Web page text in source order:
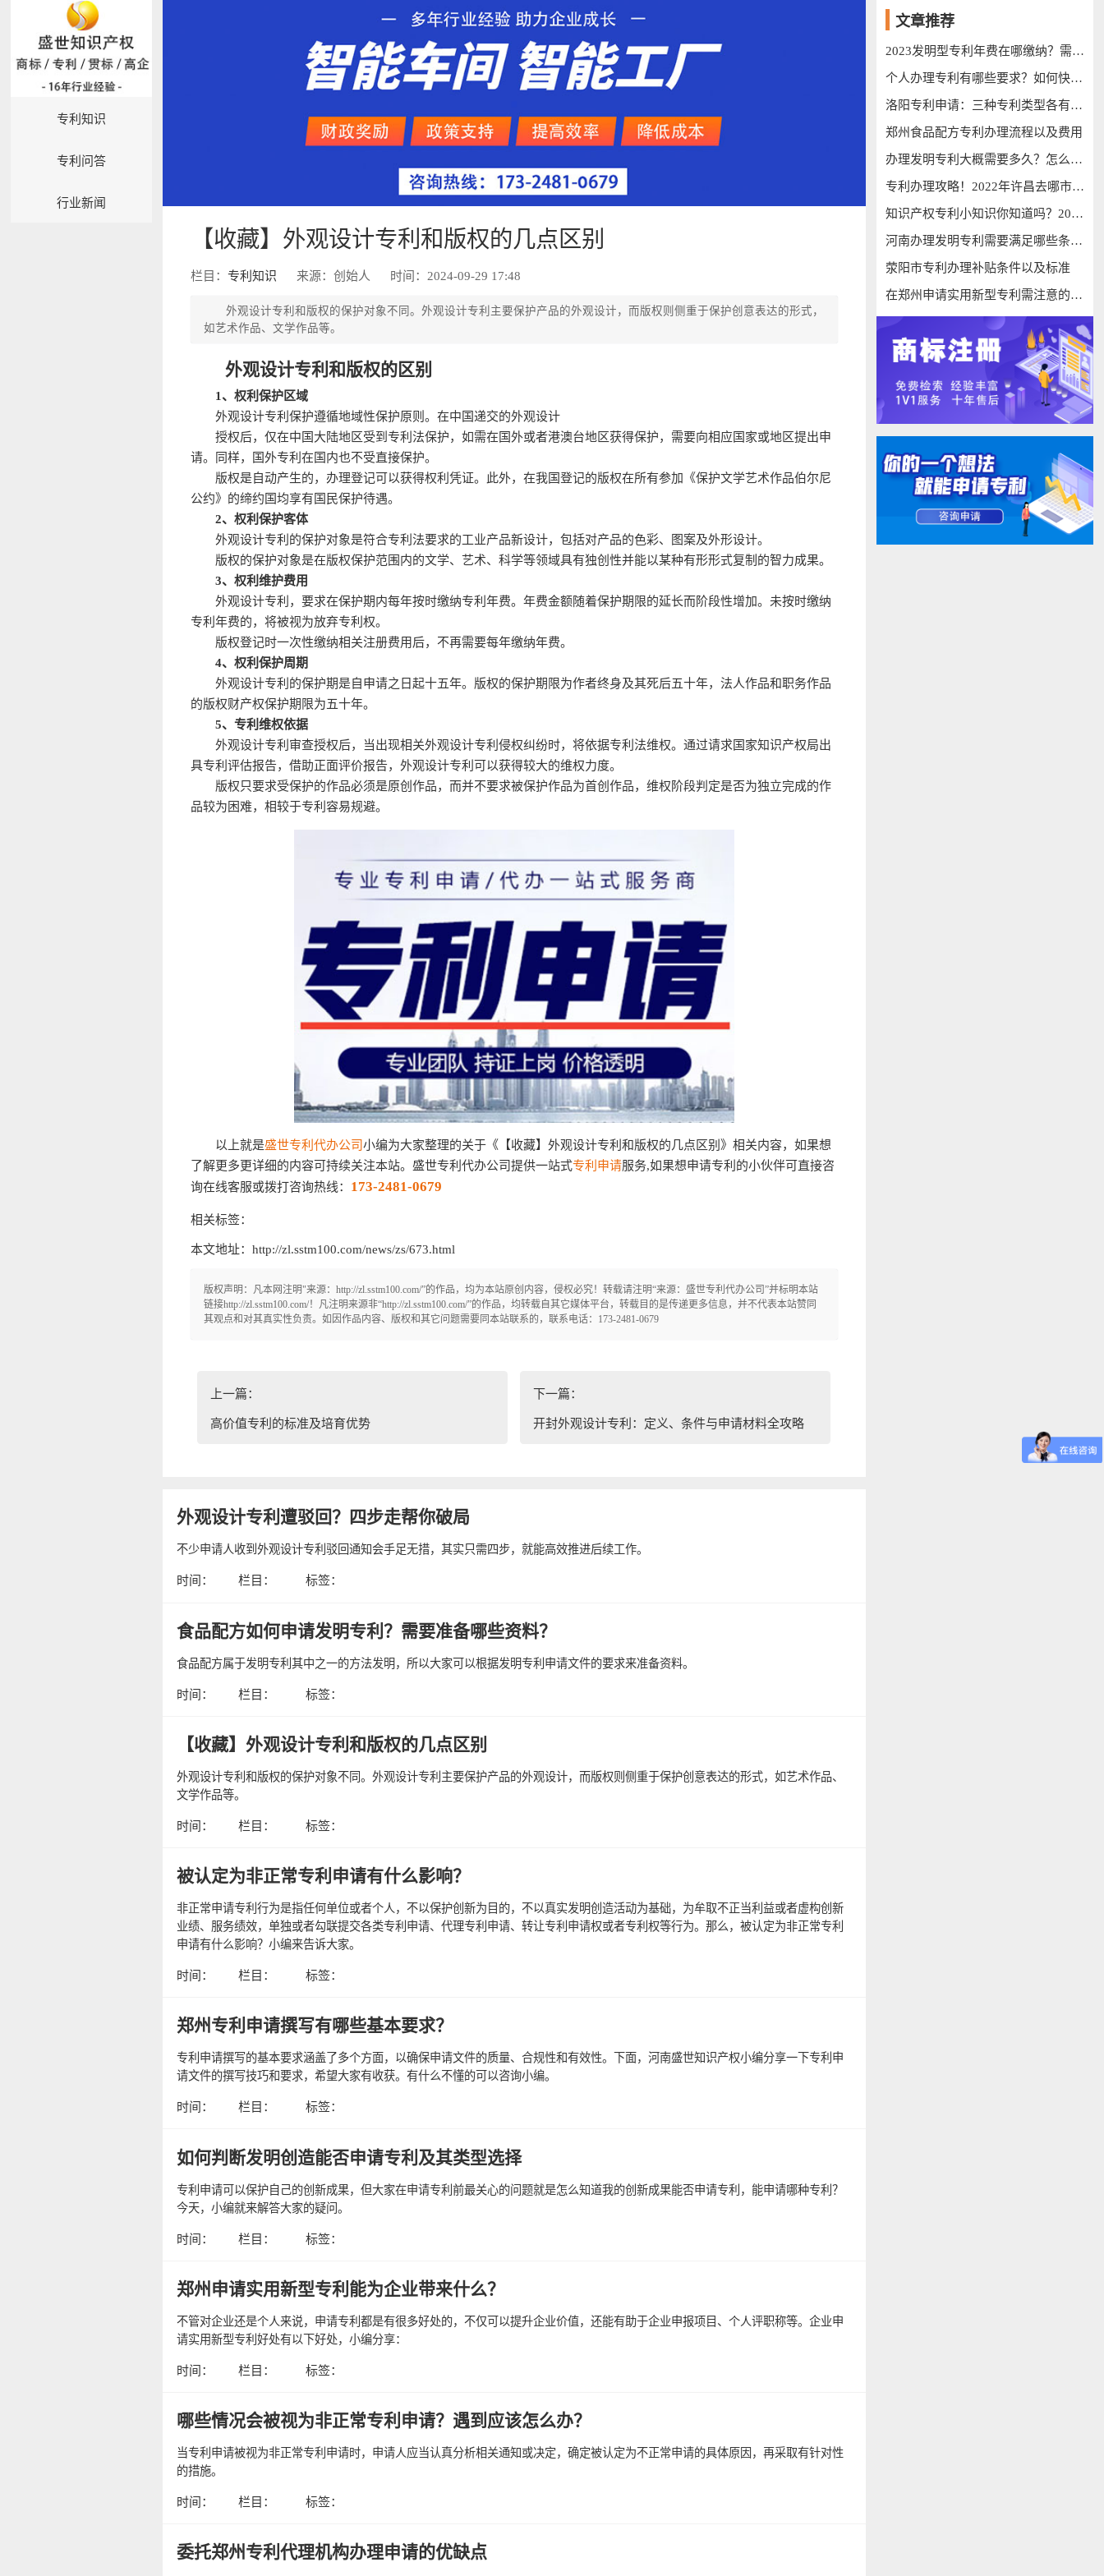
专利知识
专利问答
行业新闻
【收藏】外观设计专利和版权的几点区别
栏目：专利知识 来源：创始人 时间：2024-09-29 17:48
外观设计专利和版权的保护对象不同。外观设计专利主要保护产品的外观设计，而版权则侧重于保护创意表达的形式，
如艺术作品、文学作品等。
外观设计专利和版权的区别
1、权利保护区域
外观设计专利保护遵循地域性保护原则。在中国递交的外观设计
授权后，仅在中国大陆地区受到专利法保护，如需在国外或者港澳台地区获得保护，需要向相应国家或地区提出申
请。同样，国外专利在国内也不受直接保护。
版权是自动产生的，办理登记可以获得权利凭证。此外，在我国登记的版权在所有参加《保护文学艺术作品伯尔尼
公约》的缔约国均享有国民保护待遇。
2、权利保护客体
外观设计专利的保护对象是符合专利法要求的工业产品新设计，包括对产品的色彩、图案及外形设计。
版权的保护对象是在版权保护范围内的文学、艺术、科学等领域具有独创性并能以某种有形形式复制的智力成果。
3、权利维护费用
外观设计专利，要求在保护期内每年按时缴纳专利年费。年费金额随着保护期限的延长而阶段性增加。未按时缴纳
专利年费的，将被视为放弃专利权。
版权登记时一次性缴纳相关注册费用后，不再需要每年缴纳年费。
4、权利保护周期
外观设计专利的保护期是自申请之日起十五年。版权的保护期限为作者终身及其死后五十年，法人作品和职务作品
的版权财产权保护期限为五十年。
5、专利维权依据
外观设计专利审查授权后，当出现相关外观设计专利侵权纠纷时，将依据专利法维权。通过请求国家知识产权局出
具专利评估报告，借助正面评价报告，外观设计专利可以获得较大的维权力度。
版权只要求受保护的作品必须是原创作品，而并不要求被保护作品为首创作品，维权阶段判定是否为独立完成的作
品较为困难，相较于专利容易规避。
以上就是盛世专利代办公司小编为大家整理的关于《【收藏】外观设计专利和版权的几点区别》相关内容，如果想
了解更多更详细的内容可持续关注本站。盛世专利代办公司提供一站式专利申请服务,如果想申请专利的小伙伴可直接咨
询在线客服或拨打咨询热线： 173-2481-0679
相关标签：
本文地址：http://zl.sstm100.com/news/zs/673.html
版权声明：凡本网注明"来源：http://zl.sstm100.com/”的作品，均为本站原创内容，侵权必究！转载请注明“来源：盛世专利代办公司”并标明本站
链接http://zl.sstm100.com/！凡注明来源非“http://zl.sstm100.com/”的作品，均转载自其它媒体平台，转载目的是传递更多信息，并不代表本站赞同
其观点和对其真实性负责。如因作品内容、版权和其它问题需要同本站联系的，联系电话：173-2481-0679
上一篇：
高价值专利的标准及培育优势
下一篇：
开封外观设计专利：定义、条件与申请材料全攻略
外观设计专利遭驳回？四步走帮你破局
不少申请人收到外观设计专利驳回通知会手足无措，其实只需四步，就能高效推进后续工作。
时间： 栏目： 标签：
食品配方如何申请发明专利？需要准备哪些资料？
食品配方属于发明专利其中之一的方法发明，所以大家可以根据发明专利申请文件的要求来准备资料。
时间： 栏目： 标签：
【收藏】外观设计专利和版权的几点区别
外观设计专利和版权的保护对象不同。外观设计专利主要保护产品的外观设计，而版权则侧重于保护创意表达的形式，如艺术作品、
文学作品等。
时间： 栏目： 标签：
被认定为非正常专利申请有什么影响？
非正常申请专利行为是指任何单位或者个人，不以保护创新为目的，不以真实发明创造活动为基础，为牟取不正当利益或者虚构创新
业绩、服务绩效，单独或者勾联提交各类专利申请、代理专利申请、转让专利申请权或者专利权等行为。那么，被认定为非正常专利
申请有什么影响？小编来告诉大家。
时间： 栏目： 标签：
郑州专利申请撰写有哪些基本要求？
专利申请撰写的基本要求涵盖了多个方面，以确保申请文件的质量、合规性和有效性。下面，河南盛世知识产权小编分享一下专利申
请文件的撰写技巧和要求，希望大家有收获。有什么不懂的可以咨询小编。
时间： 栏目： 标签：
如何判断发明创造能否申请专利及其类型选择
专利申请可以保护自己的创新成果，但大家在申请专利前最关心的问题就是怎么知道我的创新成果能否申请专利，能申请哪种专利？
今天，小编就来解答大家的疑问。
时间： 栏目： 标签：
郑州申请实用新型专利能为企业带来什么？
不管对企业还是个人来说，申请专利都是有很多好处的，不仅可以提升企业价值，还能有助于企业申报项目、个人评职称等。企业申
请实用新型专利好处有以下好处，小编分享：
时间： 栏目： 标签：
哪些情况会被视为非正常专利申请？遇到应该怎么办？
当专利申请被视为非正常专利申请时，申请人应当认真分析相关通知或决定，确定被认定为不正常申请的具体原因，再采取有针对性
的措施。
时间： 栏目： 标签：
委托郑州专利代理机构办理申请的优缺点
文章推荐
2023发明型专利年费在哪缴纳？需要缴纳多少钱？
个人办理专利有哪些要求？如何快速通过专利办理
洛阳专利申请：三种专利类型各有哪些特点？
郑州食品配方专利办理流程以及费用
办理发明专利大概需要多久？怎么才能顺利下证
专利办理攻略！2022年许昌去哪市专利办理呢？
知识产权专利小知识你知道吗？2022年漯河市发明型专利过程汇总
河南办理发明专利需要满足哪些条件？有效期是多久
荥阳市专利办理补贴条件以及标准
在郑州申请实用新型专利需注意的细节